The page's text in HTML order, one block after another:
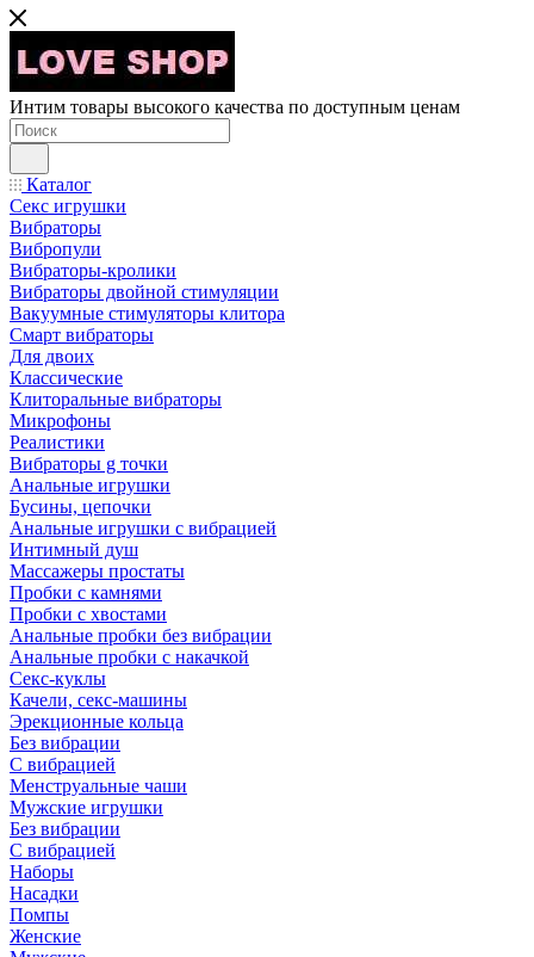
Интим товары высокого качества по доступным ценам
Каталог
Секс игрушки
Вибраторы
Вибропули
Вибраторы-кролики
Вибраторы двойной стимуляции
Вакуумные стимуляторы клитора
Смарт вибраторы
Для двоих
Классические
Клиторальные вибраторы
Микрофоны
Реалистики
Вибраторы g точки
Анальные игрушки
Бусины, цепочки
Анальные игрушки с вибрацией
Интимный душ
Массажеры простаты
Пробки с камнями
Пробки с хвостами
Анальные пробки без вибрации
Анальные пробки с накачкой
Секс-куклы
Качели, секс-машины
Эрекционные кольца
Без вибрации
С вибрацией
Менструальные чаши
Мужские игрушки
Без вибрации
С вибрацией
Наборы
Насадки
Помпы
Женские